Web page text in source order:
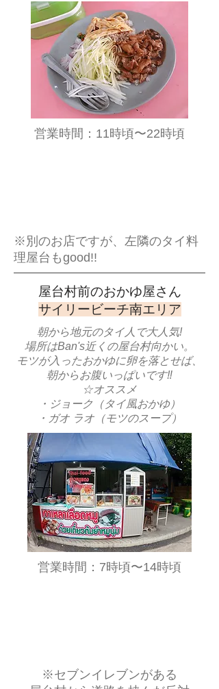
​営業時間：11時頃〜22時頃
※別のお店ですが、左隣のタイ料
理屋台もgood!!
​屋台村前のおかゆ屋さん
​サイリービーチ南エリア
朝から地元のタイ人で大人気!
場所はBan's近くの屋台村向かい。
モツが入ったおかゆに卵を落とせば、
朝からお腹いっぱいです‼️
☆オススメ
・ジョーク（タイ風おかゆ）
​・ガオ ラオ（モツのスープ）
​営業時間：7時頃〜14時頃
※セブンイレブンがある